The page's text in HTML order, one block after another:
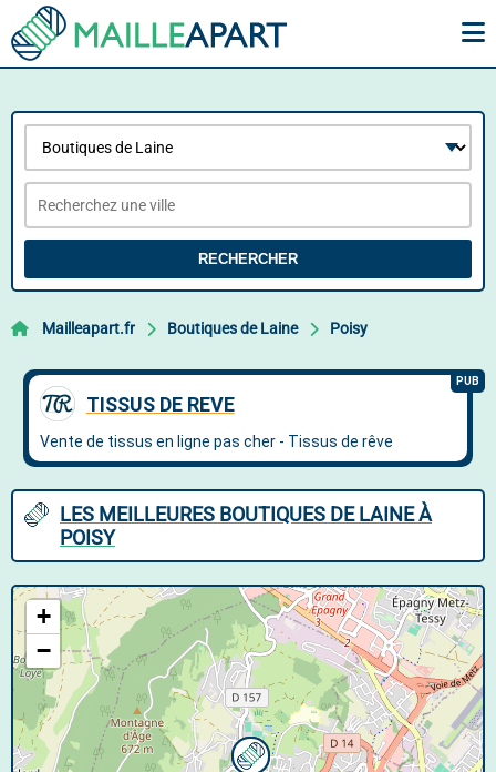
RECHERCHER
Mailleapart.fr Boutiques de Laine Poisy
LES MEILLEURES BOUTIQUES DE LAINE À
POISY
+
−